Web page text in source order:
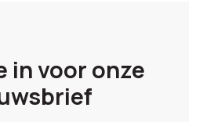
in voor onze